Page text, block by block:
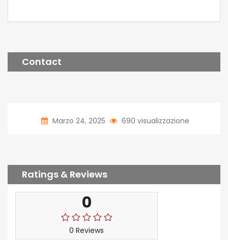
Contact
Marzo 24, 2025 690 visualizzazione
Ratings & Reviews
0
0 Reviews